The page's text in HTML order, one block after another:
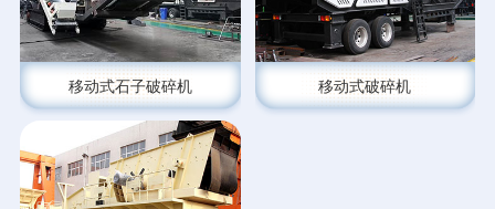
移动式石子破碎机 移动式破碎机